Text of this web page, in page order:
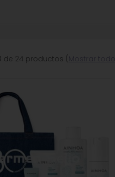
de 24 productos (Mostrar todos